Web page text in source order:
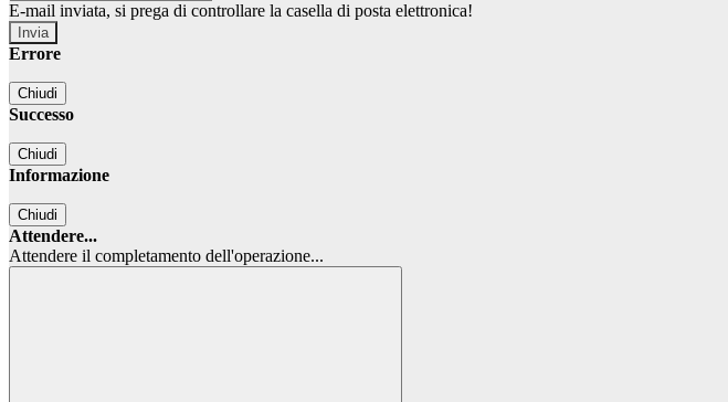
E-mail inviata, si prega di controllare la casella di posta elettronica!
Errore
Chiudi
Successo
Chiudi
Informazione
Chiudi
Attendere...
Attendere il completamento dell'operazione...